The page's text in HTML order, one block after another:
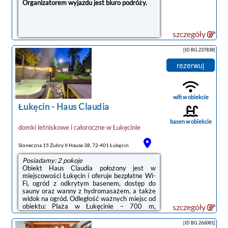
Organizatorem wyjazdu jest biuro podróży.
szczegóły
Łukęcin- Haus Claudia
domki letniskowe i całorocznewŁukęcinie
Sloneczna 15 Zubry II Hause 38, 72-401 Łukęcin
Posiadamy: 2 pokoje
Obiekt Haus Claudia położony jest w
miejscowości Łukęcin i oferuje bezpłatne Wi-
Fi, ogród z odkrytym basenem, dostęp do
sauny oraz wanny z hydromasażem, a także
widok na ogród. Odległość ważnych miejsc od
obiektu: Plaża w Łukęcinie – 700 m,
Promenada Gwiazd w Międzyzdrojach – 35
km. Na terenie obiektu znajduje się prywatny
[ID BG.237838]
rezerwuj
wifi w obiekcie
basen w obiekcie
szczegóły
[ID BG.266081]